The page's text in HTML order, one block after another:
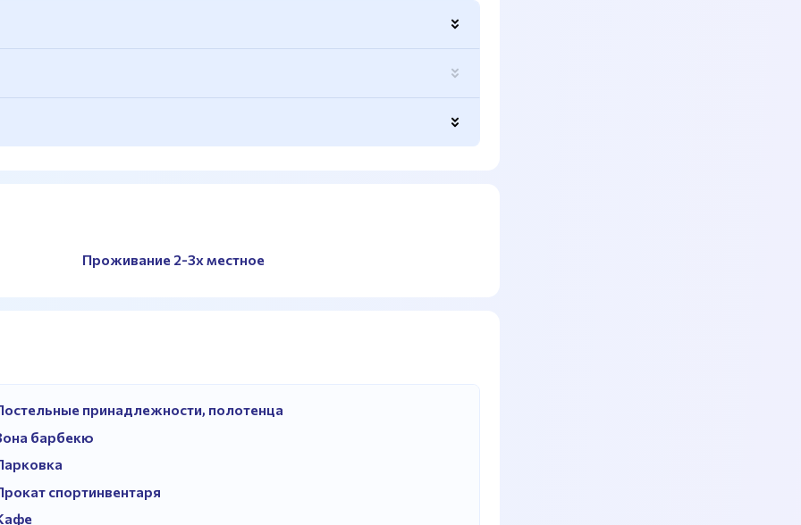
30 мин на трансфере
Проживание 2-3х местное
принадлежности, полотенца
барбекю
спортинвентаря